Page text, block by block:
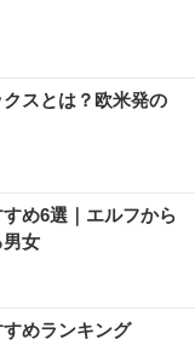
スとは？欧米発の
め6選｜エルフから
女
めランキング